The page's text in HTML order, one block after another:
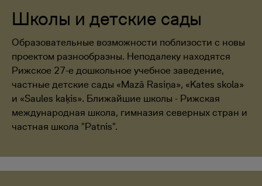
Школы и детские сады
Образовательные возможности поблизости с новы
проектом разнообразны. Неподалеку находятся
Рижское 27-е дошкольное учебное заведение,
частные детские сады «Mazā Rasiņa», «Kates skola»
и «Saules kaķis». Ближайшие школы - Рижская
международная школа, гимназия северных стран и
частная школа "Patnis".